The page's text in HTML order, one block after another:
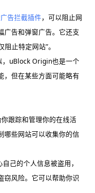
广告拦截插件，可以阻止网
广告和弹窗广告。它还支
止特定网站”。
uBlock Origin也是一个
，但在某些方面可能略有
跟踪和管理你的在线活
哪些网站可以收集你的信
己的个人信息被盗用，
窃风险。它可以帮助你识